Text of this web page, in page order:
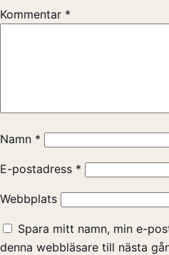
Kommentar *
Namn *
E-postadress *
Webbplats
Spara mitt namn, min e-
denna webbläsare till nästa